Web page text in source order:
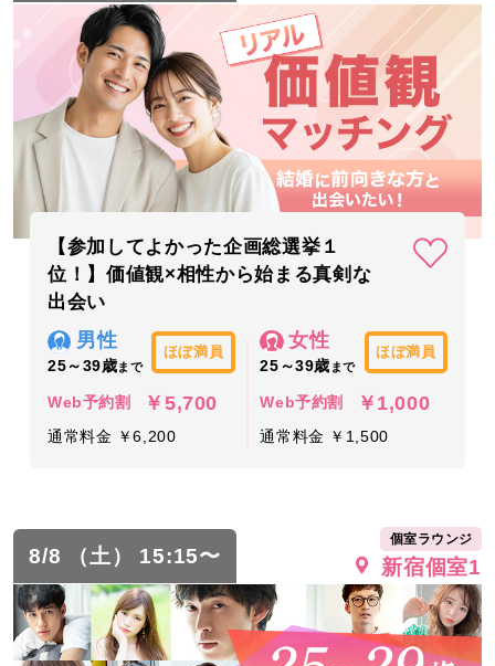
【参加してよかった企画総選挙１
位！】価値観×相性から始まる真剣な
出会い
男性
25～39歳まで
ほぼ満員
Web予約割 ￥5,700
通常料金 ￥6,200
女性
25～39歳 まで
ほぼ満員
Web予約割 ￥1,000
通常料金 ￥1,500
8/8 （土） 15:15〜
個室ラウンジ
新宿個室1